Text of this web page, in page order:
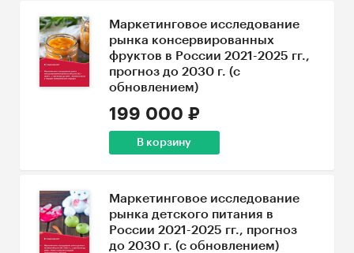
Маркетинговое исследование
рынка консервированных
фруктов в России 2021-2025 гг.,
прогноз до 2030 г. (с
обновлением)
199 000 ₽
В корзину
Маркетинговое исследование
рынка детского питания в
России 2021-2025 гг., прогноз
до 2030 г. (с обновлением)